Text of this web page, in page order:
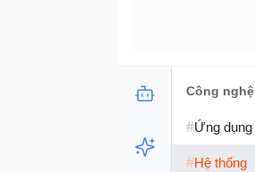
Công nghệ
#Ứng dụng
#Hệ thống